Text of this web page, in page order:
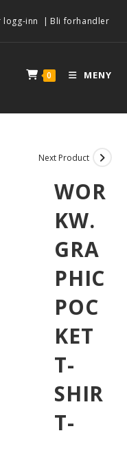
logg-inn | Bli forhandler
0 MENY
Next Product
WOR
KW.
GRA
PHIC
POC
KET
T-
SHIR
T-